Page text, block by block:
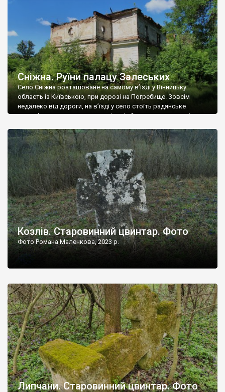
Сніжна. Руїни палацу Залеських
Село Сніжна розташоване на самому в’їзді у Вінницьку
область із Київською, при дорозі на Погребище. Зовсім
недалеко від дороги, на в’їзді у село стоїть радянське
рельєфне пано, яке показує жінку і яблуню, а трохи далі, десь
не видно, але видно дві стареньких колії у траві – […]
Козлів. Старовинний цвинтар. Фото
Фото Романа Маленкова, 2023 р.
Липчани. Старовинний цвинтар. Фото